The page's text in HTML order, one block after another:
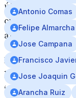
últimos
cinco
años.
El
libro
‘Cómo
Antonio Comas
Felipe Almarcha
Jose Campana
Francisco
Jose Joaquin
Arancha Ruiz